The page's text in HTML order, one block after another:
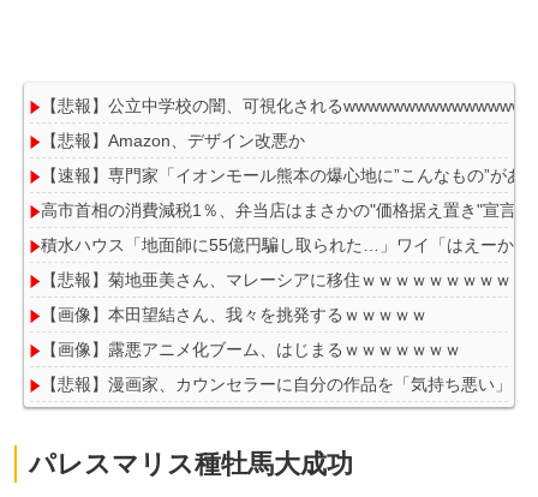
【悲報】公立中学校の闇、可視化される
【悲報】Amazon、デザイン改悪か
【速報】専門家「イオンモール熊本の爆心地に”こんなもの”が
高市首相の消費減税1％、弁当店はまさかの"価格据え置き"宣言
積水ハウス「地面師に55億円騙し取られた…」ワイ「はえーか
【悲報】菊地亜美さん、マレーシアに移住ｗｗｗｗｗｗｗｗｗ
【画像】本田望結さん、我々を挑発するｗｗｗｗｗ
【画像】露悪アニメ化ブーム、はじまるｗｗｗｗｗｗｗ
【悲報】漫画家、カウンセラーに自分の作品を「気持ち悪い」
パレスマリス種牡馬大成功